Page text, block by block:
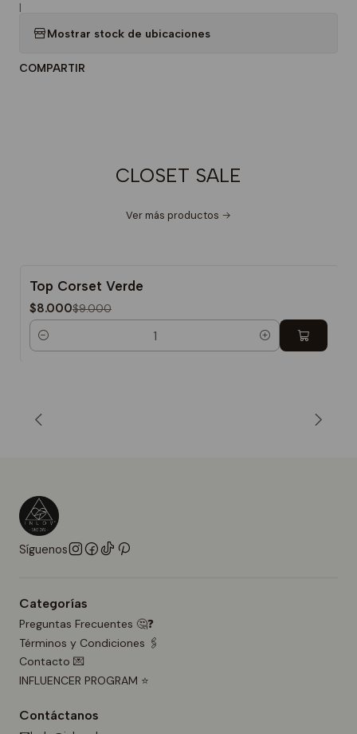
|
Mostrar stock de ubicaciones
COMPARTIR
CLOSET SALE
Ver más productos
-11%
Top Corset Verde
$8.000$9.000
Cantidad
Síguenos
Categorías
Preguntas Frecuentes 🤔❓
Términos y Condiciones 🖇️
Contacto 💌
INFLUENCER PROGRAM ⭐
Contáctanos